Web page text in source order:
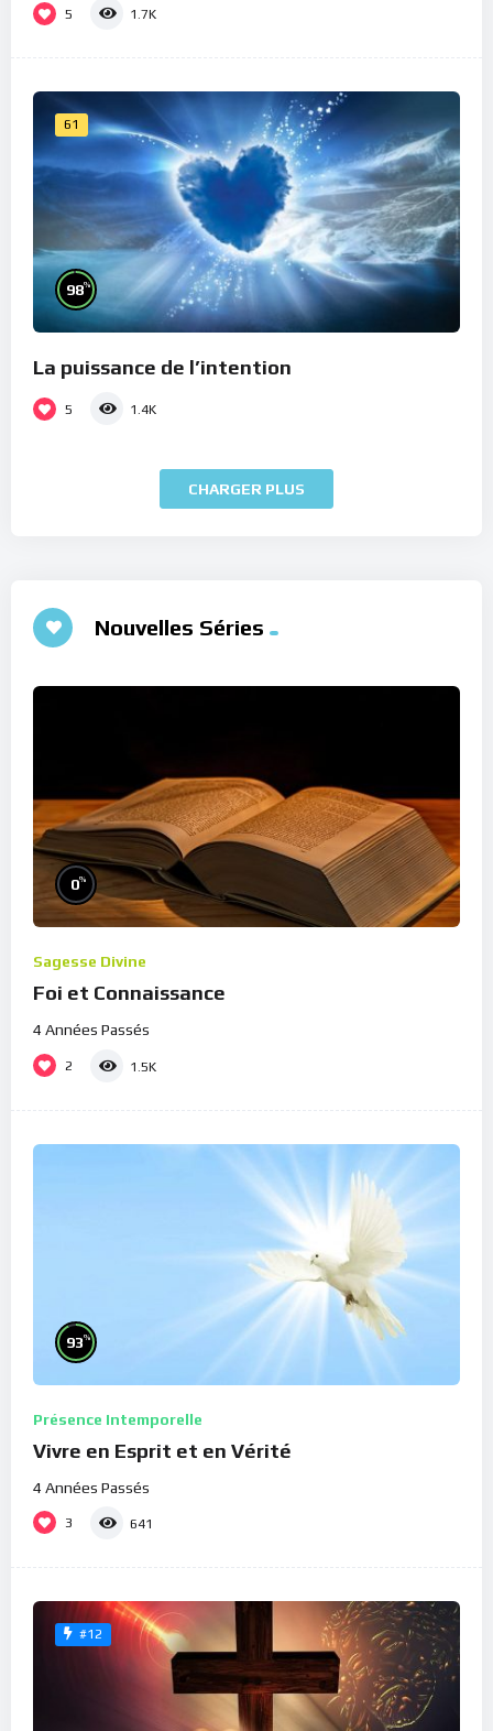
5 1.7K
61
98%
La puissance de l’intention
5 1.4K
CHARGER PLUS
Nouvelles Séries
0%
Sagesse Divine
Foi et Connaissance
4 Années Passés
2 1.5K
93%
Présence Intemporelle
Vivre en Esprit et en Vérité
4 Années Passés
3 641
#12